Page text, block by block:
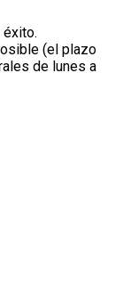
éxito.
(el plazo
de lunes a